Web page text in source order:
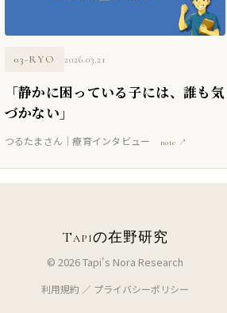
03-RYO 2026.03.21
「静かに困っている子には、誰も気
づかない」
つるたまさん｜療育インタビュー note ↗
Tapiの在野研究
© 2026 Tapi's Nora Research
利用規約 ／ プライバシーポリシー